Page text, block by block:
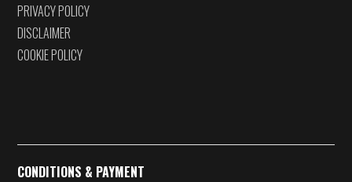
PRIVACY POLICY
DISCLAIMER
COOKIE POLICY
CONDITIONS & PAYMENT